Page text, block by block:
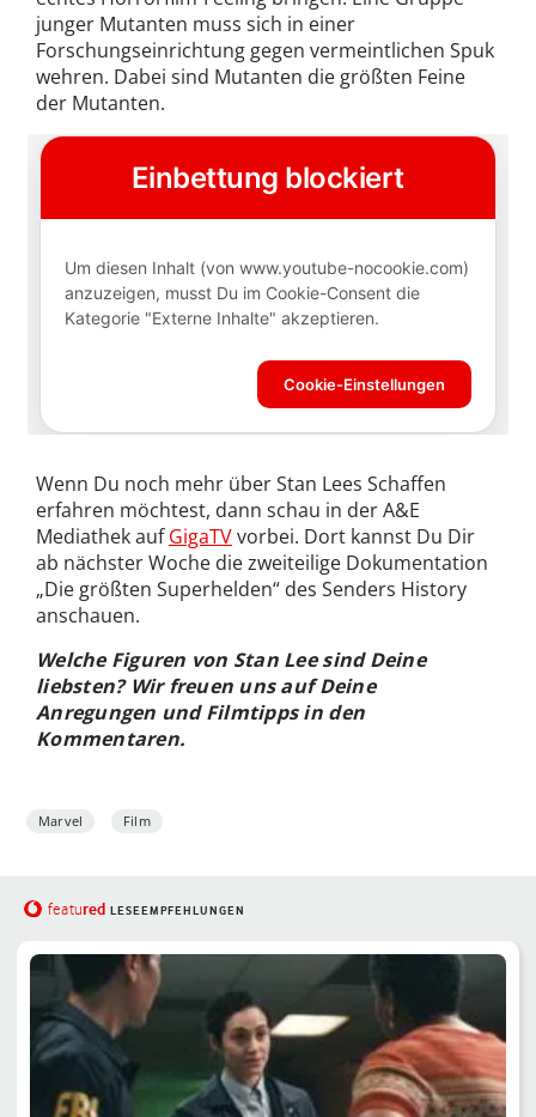
junger Mutanten muss sich in einer
Forschungseinrichtung gegen vermeintlichen Spuk
wehren. Dabei sind Mutanten die größten Feine
der Mutanten.
Wenn Du noch mehr über Stan Lees Schaffen
erfahren möchtest, dann schau in der A&E
Mediathek aufGigaTVvorbei. Dort kannst Du Dir
ab nächster Woche die zweiteilige Dokumentation
„Die größten Superhelden“ des Senders History
anschauen.
Welche Figuren von Stan Lee sind Deine
liebsten? Wir freuen uns auf Deine
Anregungen und Filmtipps in den
Kommentaren.
Marvel Film
featured LESEEMPFEHLUNGEN